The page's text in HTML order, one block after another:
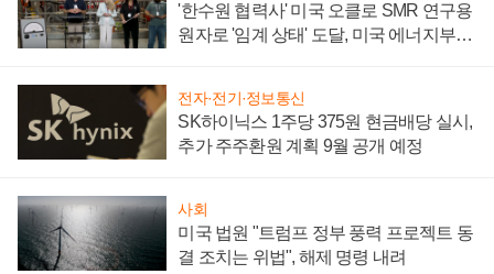
'한수원 협력사' 미국 오클로 SMR 연구용
원자로 '임계 상태' 도달, 미국 에너지부
전자·전기·정보통신
SK하이닉스 1주당 375원 현금배당 실시,
추가 주주환원 계획 9월 공개 예정
사회
미국 법원 "트럼프 정부 풍력 프로젝트 동
결 조치는 위법", 해제 명령 내려